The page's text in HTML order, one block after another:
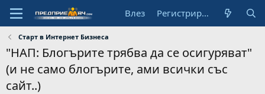
Влез Регистрирай се
Старт в Интернет Бизнеса
"НАП: Блогърите трябва да се осигуряват"
(и не само блогърите, ами всички със
сайт..)